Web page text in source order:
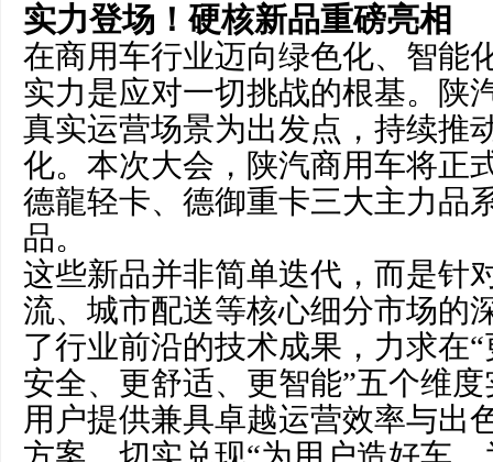
实力登场！硬核新品重磅亮相
在商用车行业迈向绿色化、智能
实力是应对一切挑战的根基。陕
真实运营场景为出发点，持续推
化。本次大会，陕汽商用车将正
德龍轻卡、德御重卡三大主力品
品。
这些新品并非简单迭代，而是针
流、城市配送等核心细分市场的
了行业前沿的技术成果，力求在
安全、更舒适、更智能”五个维
用户提供兼具卓越运营效率与出